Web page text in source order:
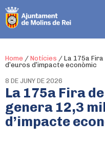
Home / Notícies / La 175a
d’euros d’impacte econòmic
8 DE JUNY DE 2026
La 175a Fira
genera 12,3
d’impacte